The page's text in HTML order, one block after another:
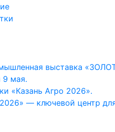
выставка
9 мая.
«Казань Агро 2026».
— ключевой центр